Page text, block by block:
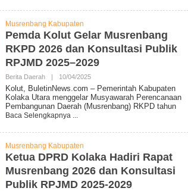
E
N
N
E
W
Musrenbang Kabupaten
Pemda Kolut Gelar Musrenbang
RKPD 2026 dan Konsultasi Publik
RPJMD 2025–2029
Berita Daerah | 10/04/2025O
E
H
B
E
N
N
E
W
Kolut, BuletinNews.com – Pemerintah Kabupaten
Kolaka Utara menggelar Musyawarah Perencanaan
Pembangunan Daerah (Musrenbang) RKPD tahun
Baca Selengkapnya
Musrenbang Kabupaten
Ketua DPRD Kolaka Hadiri Rapat
Musrenbang 2026 dan Konsultasi
Publik RPJMD 2025-2029